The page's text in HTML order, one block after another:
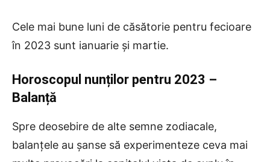
Cele mai bune luni de căsătorie pentru fecioare
în 2023 sunt ianuarie și martie.
Horoscopul nunților pentru 2023 –
Balanță
Spre deosebire de alte semne zodiacale,
balanțele au șanse să experimenteze ceva mai